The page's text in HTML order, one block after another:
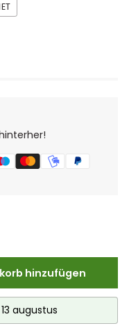
hinzufügen
augustus